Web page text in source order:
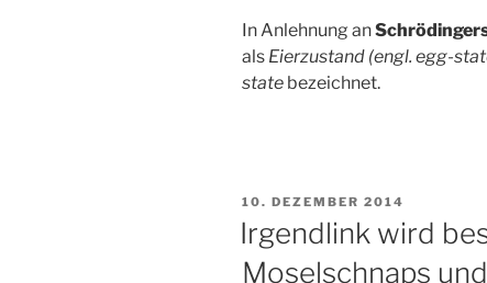
In Anlehnung an
als Eierzustand (engl. egg-
state bezeichnet.
VERÖFFENTLICHT
AM
10. DEZEMBER 2014
Irgendlink wird
Moselschnaps